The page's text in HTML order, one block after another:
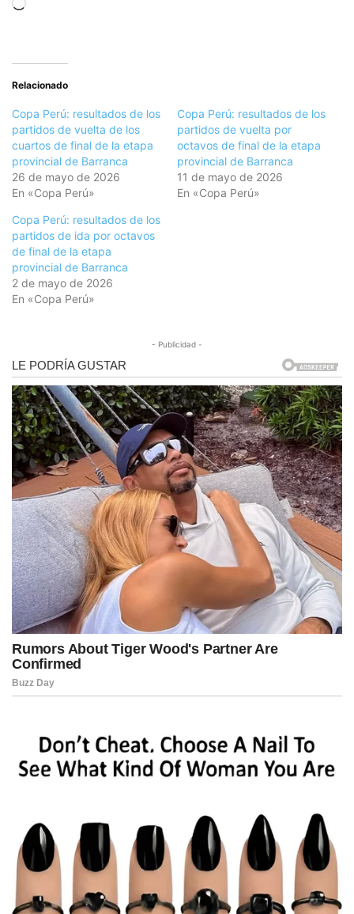
Cargando...
Relacionado
Copa Perú: resultados de los
partidos de vuelta de los
cuartos de final de la etapa
provincial de Barranca
26 de mayo de 2026
En «Copa Perú»
Copa Perú: resultados de los
partidos de vuelta por
octavos de final de la etapa
provincial de Barranca
11 de mayo de 2026
En «Copa Perú»
Copa Perú: resultados de los
partidos de ida por octavos
de final de la etapa
provincial de Barranca
2 de mayo de 2026
En «Copa Perú»
- Publicidad -